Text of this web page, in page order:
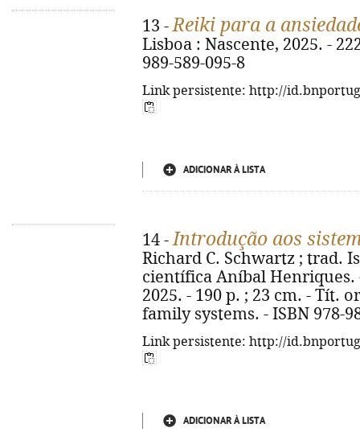
13 -Reiki para a
Lisboa : Nascente, 2025. -
989-589-095-8
Link persistente: http://
ADICIONAR À LISTA
14 -Introdução aos
Richard C. Schwartz ; trad.
científica Aníbal Henriques.
2025. - 190 p. ; 23 cm. -
family systems. - ISBN 978-
Link persistente: http://
ADICIONAR À LISTA